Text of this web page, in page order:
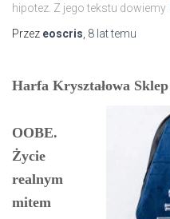
hipotez. Z jego tekstu dowiemy
Przez eoscris 8 lattemu
Harfa Kryształowa Sklep
OOBE.
Życie
realnym
mitem